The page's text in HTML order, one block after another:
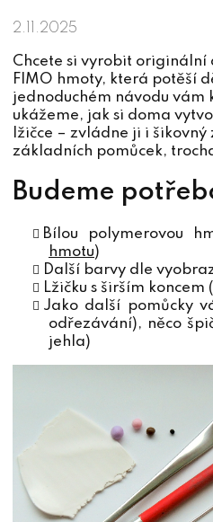
2.11.2025
Chcete si vyrobit originální
FIMO hmoty, která potěší
jednoduchém návodu vám
ukážeme, jak si doma
lžičce – zvládne ji i
základních pomůcek,
Budeme
Bílou polymerovou
hmotu)
Další barvy dle
Lžičku s širším koncem
Jako další pomůcky
odřezávání), něco
jehla)